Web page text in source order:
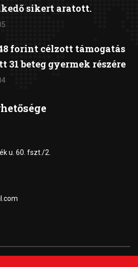
sikert aratott.
forint célzott támogatás
31 beteg gyermek részére
u. 60. fszt./2.